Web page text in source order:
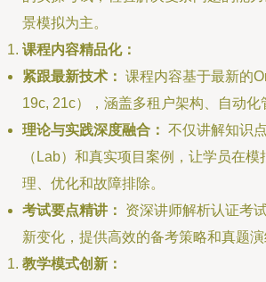
景模拟为主。
课程内容精品化：
紧跟最新技术： 课程内容基于最新的
19c, 21c），涵盖多租户架构、自动化
理论与实践深度融合： 不仅讲解知识
（Lab）和真实项目案例，让学员在
理、优化和故障排除。
考试要点精讲：
资深讲师解析认证考
新变化，提供高效的备考策略和真题演
教学模式创新：